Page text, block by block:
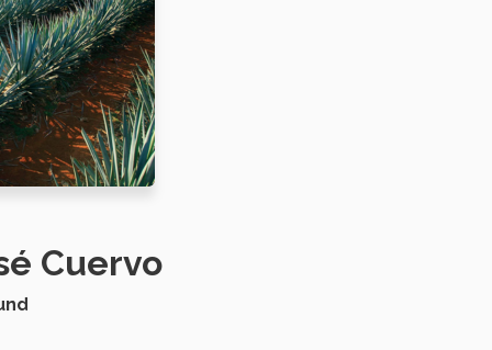
Cuervo